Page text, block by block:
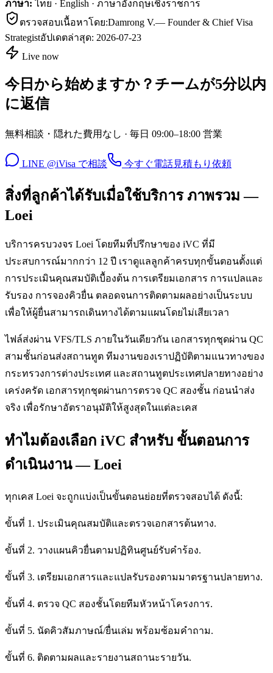
ภาษา: ไทย · English · ภาษาอังกฤษเชิงราชการ
ตรวจสอบเนื้อหาโดย:Damrong V.— Founder & Chief Visa
Strategistอัปเดตล่าสุด: 2026-07-23
Live now
今日から始めますか？チームが5分以内
に返信
無料相談・隠れた費用なし · 毎日 09:00–18:00 営業
LINE @iVisa で相談 今すぐ電話見積もり依頼
สิ่งที่ลูกค้าได้รับเมื่อใช้บริการ ภาพรวม —
Loei
บริการครบวงจร Loei โดยทีมที่ปรึกษาของ iVC ที่มี
ประสบการณ์มากกว่า 12 ปี เราดูแลลูกค้าครบทุกขั้นตอนตั้งแต่
การประเมินคุณสมบัติเบื้องต้น การเตรียมเอกสาร การแปลและ
รับรอง การจองคิวยื่น ตลอดจนการติดตามผลอย่างเป็นระบบ
เพื่อให้ผู้ยื่นสามารถเดินทางได้ตามแผนโดยไม่เสียเวลา
ไฟล์ส่งผ่าน VFS/TLS ภายในวันเดียวกัน เอกสารทุกชุดผ่าน QC
สามชั้นก่อนส่งสถานทูต ทีมงานของเราปฏิบัติตามแนวทางของ
กระทรวงการต่างประเทศ และสถานทูตประเทศปลายทางอย่าง
เคร่งครัด เอกสารทุกชุดผ่านการตรวจ QC สองชั้น ก่อนนำส่ง
จริง เพื่อรักษาอัตราอนุมัติให้สูงสุดในแต่ละเคส
ทำไมต้องเลือก iVC สำหรับ ขั้นตอนการ
ดำเนินงาน — Loei
ทุกเคส Loei จะถูกแบ่งเป็นขั้นตอนย่อยที่ตรวจสอบได้ ดังนี้:
ขั้นที่ 1. ประเมินคุณสมบัติและตรวจเอกสารต้นทาง.
ขั้นที่ 2. วางแผนคิวยื่นตามปฏิทินศูนย์รับคำร้อง.
ขั้นที่ 3. เตรียมเอกสารและแปลรับรองตามมาตรฐานปลายทาง.
ขั้นที่ 4. ตรวจ QC สองชั้นโดยทีมหัวหน้าโครงการ.
ขั้นที่ 5. นัดคิวสัมภาษณ์/ยื่นเล่ม พร้อมซ้อมคำถาม.
ขั้นที่ 6. ติดตามผลและรายงานสถานะรายวัน.